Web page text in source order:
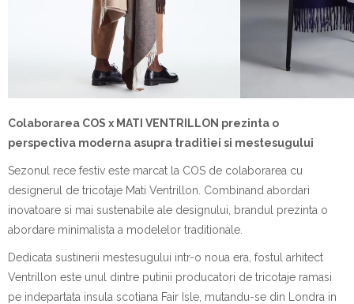
Colaborarea COS x MATI VENTRILLON prezinta o
perspectiva moderna asupra traditiei si mestesugului
Sezonul rece festiv este marcat la COS de colaborarea cu
designerul de tricotaje Mati Ventrillon. Combinand abordari
inovatoare si mai sustenabile ale designului, brandul prezinta o
abordare minimalista a modelelor traditionale.
Dedicata sustinerii mestesugului intr-o noua era, fostul arhitect
Ventrillon este unul dintre putinii producatori de tricotaje ramasi
pe indepartata insula scotiana Fair Isle, mutandu-se din Londra in